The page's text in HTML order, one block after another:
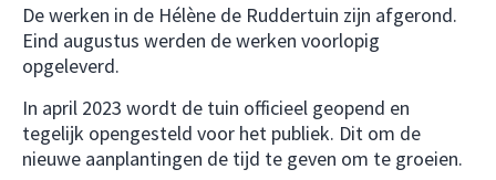
De werken in de Hélène de Ruddertuin zijn afgerond.
Eind augustus werden de werken voorlopig
opgeleverd.
In april 2023 wordt de tuin officieel geopend en
tegelijk opengesteld voor het publiek. Dit om de
nieuwe aanplantingen de tijd te geven om te groeien.